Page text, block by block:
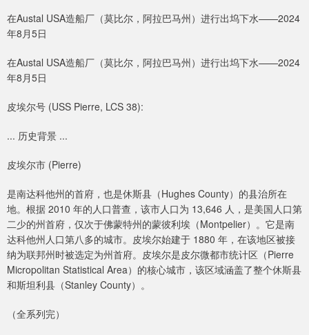
在Austal USA造船厂（莫比尔，阿拉巴马州）进行出坞下水——2024
年8月5日
在Austal USA造船厂（莫比尔，阿拉巴马州）进行出坞下水——2024
年8月5日
皮埃尔号 (USS Pierre, LCS 38):
... 历史背景 ...
皮埃尔市 (Pierre)
是南达科他州的首府，也是休斯县（Hughes County）的县治所在
地。根据 2010 年的人口普查，该市人口为 13,646 人，是美国人口第
二少的州首府，仅次于佛蒙特州的蒙彼利埃（Montpelier）。它是南
达科他州人口第八多的城市。皮埃尔始建于 1880 年，在该地区被接
纳为联邦州时被选定为州首府。皮埃尔是皮尔微都市统计区（Pierre
Micropolitan Statistical Area）的核心城市，该区域涵盖了整个休斯县
和斯坦利县（Stanley County）。
（全系列完）